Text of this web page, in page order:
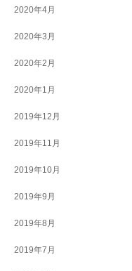
2020年4月
2020年3月
2020年2月
2020年1月
2019年12月
2019年11月
2019年10月
2019年9月
2019年8月
2019年7月